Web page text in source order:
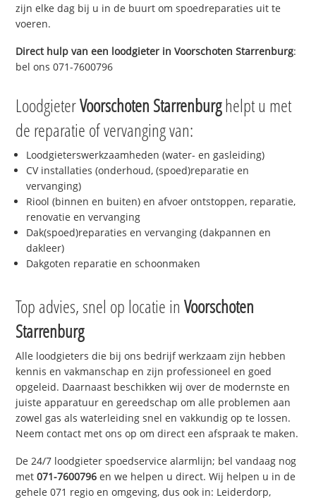
zijn elke dag bij u in de buurt om spoedreparaties uit te
voeren.
Direct hulp van een loodgieter inVoorschoten Starrenburg:
bel ons 071-7600796
LoodgieterVoorschoten Starrenburghelpt u met
de reparatie of vervanging van:
Loodgieterswerkzaamheden (water- en gasleiding)
CV installaties (onderhoud, (spoed)reparatie en
vervanging)
Riool (binnen en buiten) en afvoer ontstoppen, reparatie,
renovatie en vervanging
Dak(spoed)reparaties en vervanging (dakpannen en
dakleer)
Dakgoten reparatie en schoonmaken
Top advies, snel op locatie inVoorschoten
Starrenburg
Alle loodgieters die bij ons bedrijf werkzaam zijn hebben
kennis en vakmanschap en zijn professioneel en goed
opgeleid. Daarnaast beschikken wij over de modernste en
juiste apparatuur en gereedschap om alle problemen aan
zowel gas als waterleiding snel en vakkundig op te lossen.
Neem contact met ons op om direct een afspraak te maken.
De 24/7 loodgieter spoedservice alarmlijn; bel vandaag nog
met071-7600796 en we helpen u direct. Wij helpen u in de
gehele 071 regio en omgeving, dus ook in: Leiderdorp,